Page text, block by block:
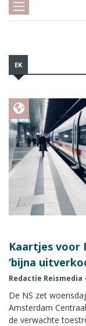
EK
Kaartjes voor
‘bijna
Redactie Reismedia
De NS zet
Amsterdam
de verwachte